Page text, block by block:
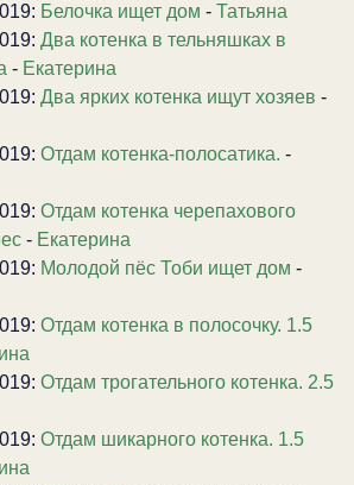
Белочка ищет дом - Татьяна
Два котенка в тельняшках в
- Екатерина
Два ярких котенка ищут хозяев -
Отдам котенка-полосатика. -
Отдам котенка черепахового
- Екатерина
Молодой пёс Тоби ищет дом -
Отдам котенка в полосочку. 1.5
Отдам трогательного котенка. 2.5
Отдам шикарного котенка. 1.5